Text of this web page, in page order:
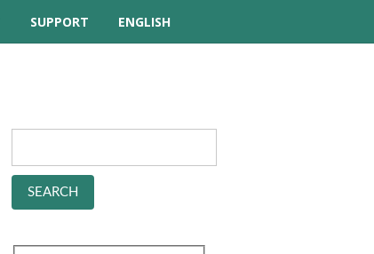
SUPPORT
TUTORIAL VIDEOS
QUESTIONS
FORUM
ENGLISH